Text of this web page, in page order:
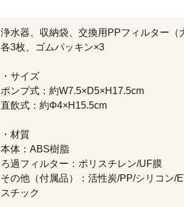
浄水器、収納袋、交換用PPフィルター（
各3枚、ゴムパッキン×3
・サイズ
ポンプ式：約W7.5×D5×H17.5cm
直飲式：約Φ4×H15.5cm
・材質
本体：ABS樹脂
ろ過フィルター：ポリスチレン/UF膜
その他（付属品）：活性炭/PP/シリコン/
スチック